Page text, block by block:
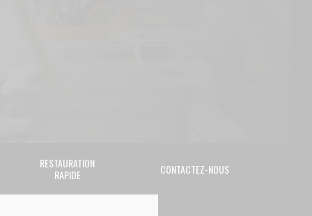
RESTAURATION
RAPIDE
CONTACTEZ-NOUS